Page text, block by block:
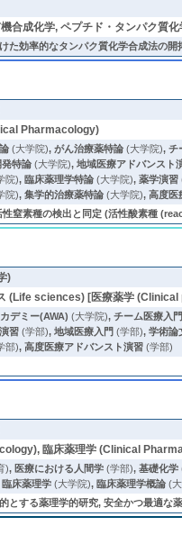
合成化学, ペプチド・タンパク質
た効率的なタンパク質化学合成法の開
Pharmacology)
(大学院),がん治療薬特論 (大学院),チ
発特論 (大学院),地域医療アドバンスト
院),臨床薬理学特論 (大学院),薬学演習
院),集学的治療薬特論 (大学院),高度医
性窒素種の検出と同定 (活性酸素種
)
(Life sciences) [医療薬学
デミー(AWA) (大学院),チーム医療入門
習 (学部),地域医療入門 (学部),学術論
部),高度医療アドバンスト演習 (学部)
臨床薬理学 (Clinical
), 医療における人間学 (学部),基礎化学
臨床薬理学 (大学院),臨床薬理学概論 (
とする薬理学的研究, 安全かつ最適な